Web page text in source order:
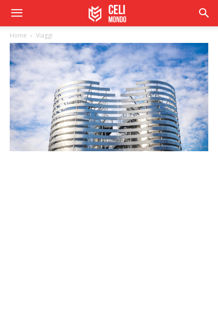
Home Viaggi